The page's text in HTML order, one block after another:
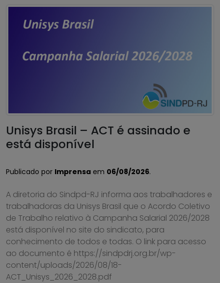
Unisys Brasil – ACT é assinado e
está disponível
Publicado por Imprensa em 06/08/2026.
A diretoria do Sindpd-RJ informa aos trabalhadores e
trabalhadoras da Unisys Brasil que o Acordo Coletivo
de Trabalho relativo à Campanha Salarial 2026/2028
está disponível no site do sindicato, para
conhecimento de todos e todas. O link para acesso
ao documento é https://sindpdrj.org.br/wp-
content/uploads/2026/08/18-
ACT_Unisys_2026_2028.pdf